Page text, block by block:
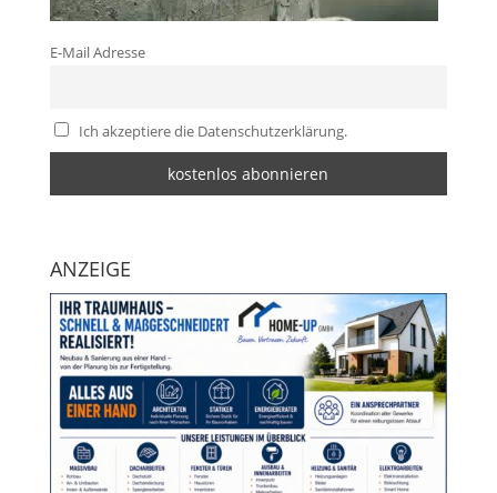
E-Mail Adresse
Ich akzeptiere die Datenschutzerklärung.
ANZEIGE